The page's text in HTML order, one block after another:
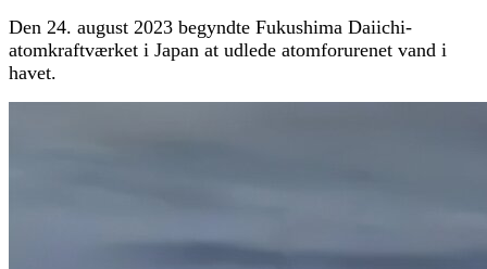
Den 24. august 2023 begyndte Fukushima Daiichi-
atomkraftværket i Japan at udlede atomforurenet vand i
havet.